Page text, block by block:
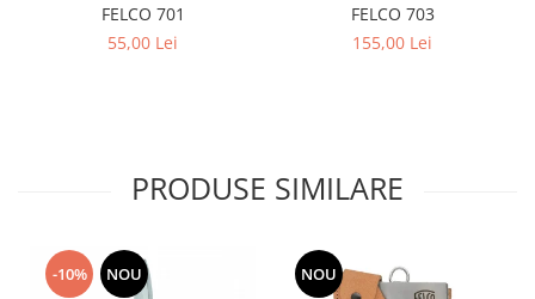
FELCO 701
55,00 Lei
FELCO 703
155,00 Lei
PRODUSE SIMILARE
-10% NOU NOU